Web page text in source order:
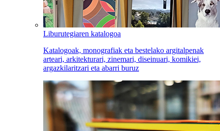
Liburutegiaren katalogoa
Katalogoak, monografiak eta bestelako argitalpenak
arteari, arkitekturari, zinemari, diseinuari, komikiei,
argazkilaritzari eta abarri buruz